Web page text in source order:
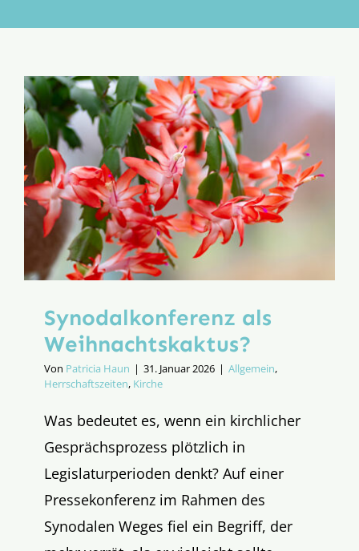
Aktion
Synodalkonferenz als
Weihnachtskaktus?
Von Patricia Haun | 31. Januar 2026 | Allgemein,
Herrschaftszeiten, Kirche
Was bedeutet es, wenn ein kirchlicher
Gesprächsprozess plötzlich in
Legislaturperioden denkt? Auf einer
Pressekonferenz im Rahmen des
Synodalen Weges fiel ein Begriff, der